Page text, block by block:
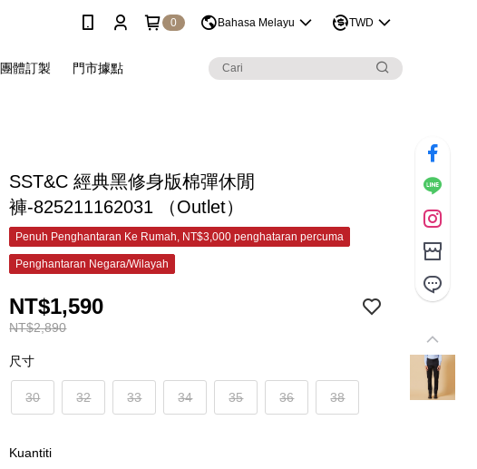
0 Bahasa Melayu TWD
團體訂製 門市據點
SST&C 經典黑修身版棉彈休閒
褲-825211162031 （Outlet）
Penuh Penghantaran Ke Rumah, NT$3,000 penghataran percuma
Penghantaran Negara/Wilayah
NT$2,890
NT$1,590
尺寸
30 32 33 34 35 36 38
Kuantiti